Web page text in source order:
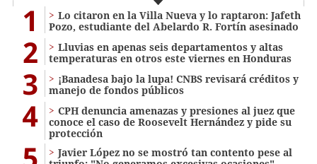
1
Lo citaron en la Villa Nueva y lo raptaron: Jafeth
Pozo, estudiante del Abelardo R. Fortín asesinado
2
Lluvias en apenas seis departamentos y altas
temperaturas en otros este viernes en Honduras
3
¡Banadesa bajo la lupa! CNBS revisará créditos y
manejo de fondos públicos
4
CPH denuncia amenazas y presiones al juez que
conoce el caso de Roosevelt Hernández y pide su
protección
Javier López no se mostró tan contento pese al